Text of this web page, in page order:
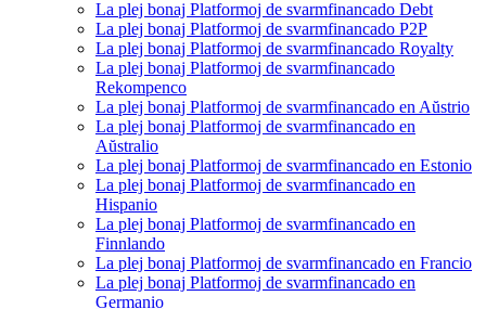
La plej bonaj Platformoj de svarmfinancado Debt
La plej bonaj Platformoj de svarmfinancado P2P
La plej bonaj Platformoj de svarmfinancado Royalty
La plej bonaj Platformoj de svarmfinancado
Rekompenco
La plej bonaj Platformoj de svarmfinancado en Aŭstrio
La plej bonaj Platformoj de svarmfinancado en
Aŭstralio
La plej bonaj Platformoj de svarmfinancado en Estonio
La plej bonaj Platformoj de svarmfinancado en
Hispanio
La plej bonaj Platformoj de svarmfinancado en
Finnlando
La plej bonaj Platformoj de svarmfinancado en Francio
La plej bonaj Platformoj de svarmfinancado en
Germanio